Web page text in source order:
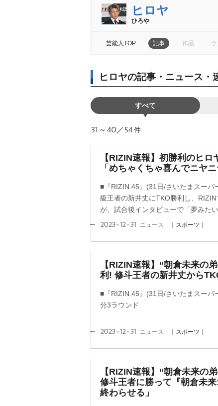
ヒロヤ
ひろ
芸能人TOP 記事 作品
ヒロヤの記事・ニュース・
すべて
31～40／54件
【RIZIN速報】初勝利のヒ
「めちゃくちゃ喜んでニヤニ
■『RIZIN.45』(31日/さいたまスーパ
級王者の新井丈にTKO勝利し、
が、試合後インタビューで「夢みた
2023-12-31 ニュース ｜スポーツ｜
【RIZIN速報】“朝倉未来の
利! 修斗王者の新井丈から
■『RIZIN.45』(31日/さいたまスーパ
分3ラウンド
2023-12-31 ニュース ｜スポーツ｜
【RIZIN速報】“朝倉未来の
修斗王者に勝って『朝倉未
終わらせる」